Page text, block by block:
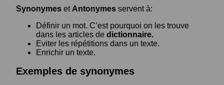
Synonymes etAntonymes servent à:
Définir un mot. C’est pourquoi on les trouve
dans les articles de dictionnaire.
Eviter les répétitions dans un texte.
Enrichir un texte.
Exemples de synonymes